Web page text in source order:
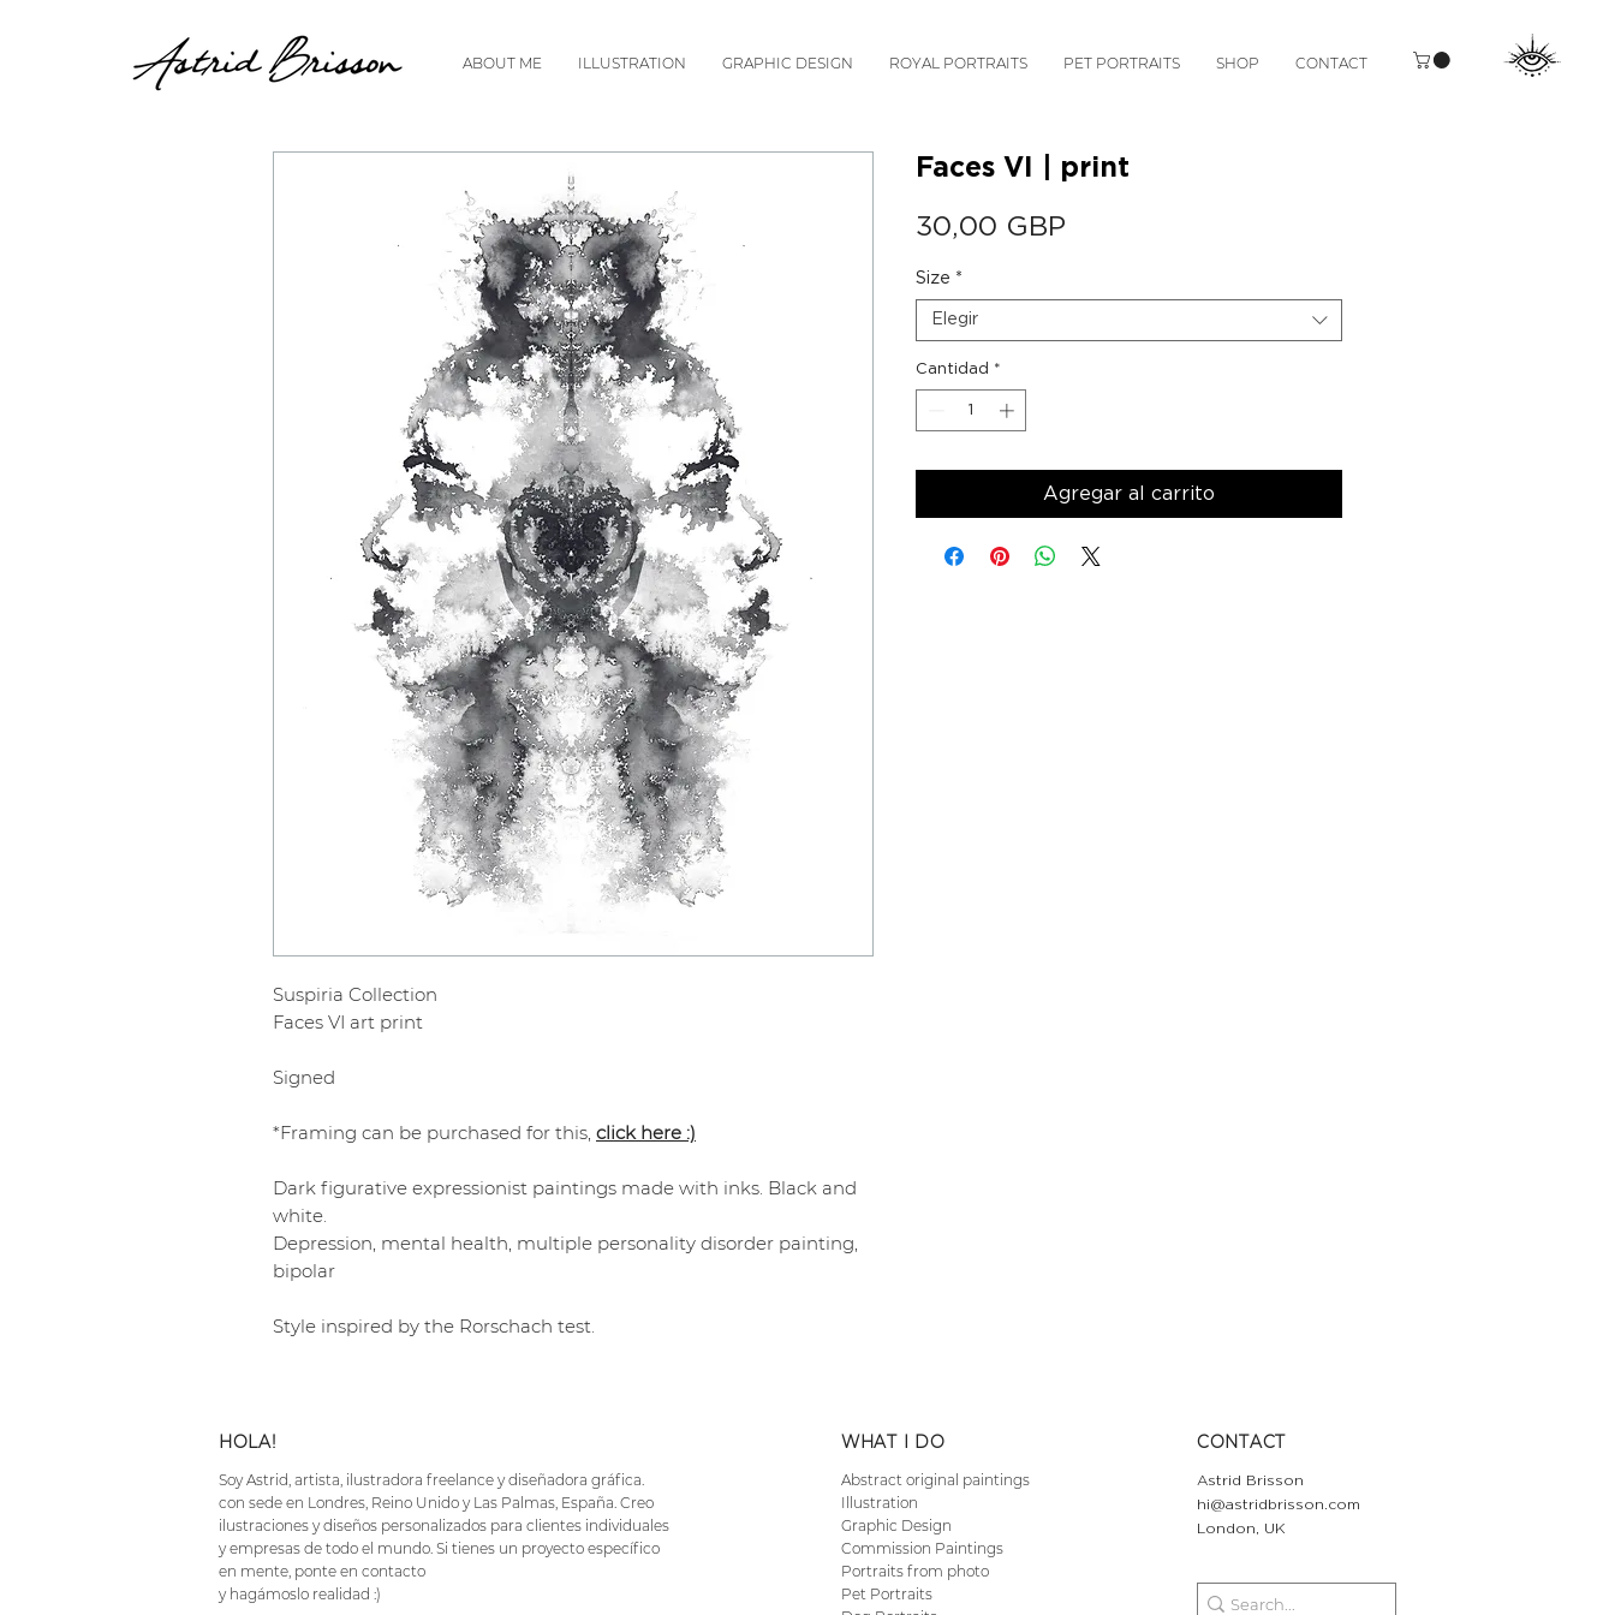
ABOUT ME ILLUSTRATION GRAPHIC DESIGN ROYAL PORTRAITS PET PORTRAITS SHOP CONTACT
Suspiria Collection
Faces VI art print
Signed
*Framing can be purchased for this, click here :)
Dark figurative expressionist paintings made with inks. Black and
white.
Depression, mental health, multiple personality disorder painting,
bipolar
Style inspired by the Rorschach test.
Faces VI | print
30,00 GBP
Size *
Elegir
Cantidad *
Agregar al carrito
HOLA!
Soy Astrid, artista, ilustradora freelance y diseñadora gráfica.
con sede en Londres, Reino Unido y Las Palmas, España. Creo
ilustraciones y diseños personalizados para clientes individuales
y empresas de todo el mundo. Si tienes un proyecto específico
en mente, ponte en contacto
y hagámoslo realidad :)
WHAT I DO
Abstract original paintings
Illustration
Graphic Design
Commission Paintings
Portraits from photo
Pet Portraits
CONTACT
Astrid Brisson
hi@astridbrisson.com
London, UK